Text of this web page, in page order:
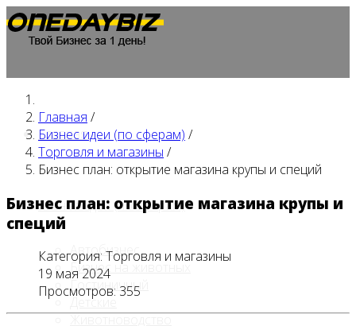
Главная
Бизнес идеи (по сферам)
Автобизнес
Бизнес на животных
Гостиничный
Детские
Главная /
Бизнес идеи (по сферам) /
Торговля и магазины /
Бизнес план: открытие магазина крупы и специй
Бизнес план: открытие магазина крупы и
специй
Категория: Торговля и магазины
19 мая 2024
Просмотров: 355